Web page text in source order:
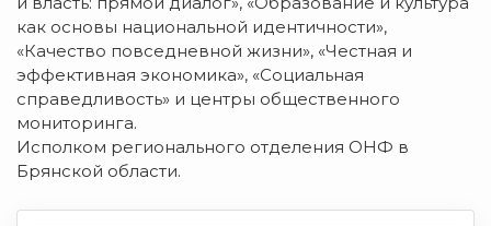
как основы национальной идентичности»,
«Качество повседневной жизни», «Честная и
эффективная экономика», «Социальная
справедливость» и центры общественного
мониторинга.
Исполком регионального отделения ОНФ в
Брянской области.